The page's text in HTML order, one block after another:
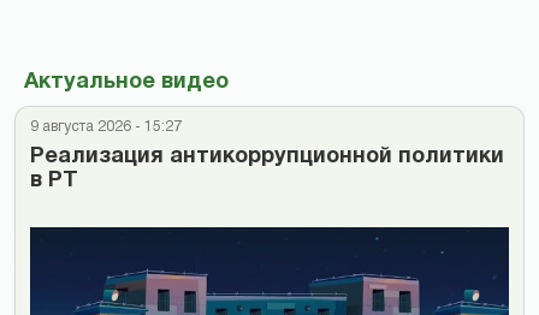
Актуальное видео
9 августа 2026 - 15:27
Реализация антикоррупционной политики
в РТ